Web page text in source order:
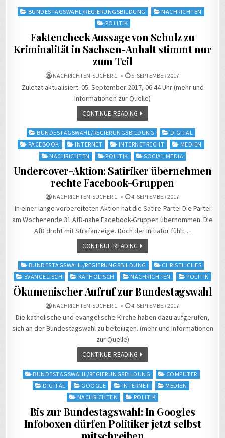
Posted
BUNDESTAGSWAHL/REGIERUNGSBILDUNG
NACHRICHTEN
POLITIK
Faktencheck Aussage von Schulz zu
Kriminalität in Sachsen-Anhalt stimmt nur
zum Teil
NACHRICHTEN-SUCHER 1 5. SEPTEMBER 2017
Zuletzt aktualisiert: 05. September 2017, 06:44 Uhr (mehr und
Informationen zur Quelle)
CONTINUE READING
Posted
in
BUNDESTAGSWAHL/REGIERUNGSBILDUNG
DIGITAL
FACEBOOK
INTERNET INTERNETRECHT
MEDIEN
NACHRICHTEN
POLITIK SOCIAL MEDIA
Undercover-Aktion: Satiriker übernehmen
rechte Facebook-Gruppen
NACHRICHTEN-SUCHER 1 4. SEPTEMBER 2017
In einer lange vorbereiteten Aktion hat die Satire-Partei Die Partei
am Wochenende 31 AfD-nahe Facebook-Gruppen übernommen. Die
AfD droht mit Strafanzeige. Doch der Initiator fühlt…
CONTINUE READING
Posted
in
BUNDESTAGSWAHL/REGIERUNGSBILDUNG
CHRISTLICHES
EVANGELISCH
KATHOLISCH NACHRICHTEN POLITIK
Ökumenischer Aufruf zur Bundestagswahl
NACHRICHTEN-SUCHER 1 4. SEPTEMBER 2017
Die katholische und evangelische Kirche haben dazu aufgerufen,
sich an der Bundestagswahl zu beteiligen. (mehr und Informationen
zur Quelle)
CONTINUE READING
Posted
BUNDESTAGSWAHL/REGIERUNGSBILDUNG
COMPUTER
DIGITAL
GOOGLE INTERNET
MEDIEN
NACHRICHTEN
POLITIK
Bis zur Bundestagswahl: In Googles
Infoboxen dürfen Politiker jetzt selbst